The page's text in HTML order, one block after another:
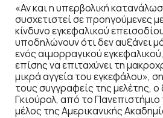
«Αν και η υπερβολική
συσχετιστεί σε προηγούμενες
κίνδυνο εγκεφαλικού
υποδηλώνουν ότι δεν αυξάνει
ενός αιμορραγικού
επίσης να επιταχύνει τη
μικρά αγγεία του εγκεφάλου»,
τους συγγραφείς της μελέτης,
Γκιούρολ, από το
μέλος της Αμερικανικής